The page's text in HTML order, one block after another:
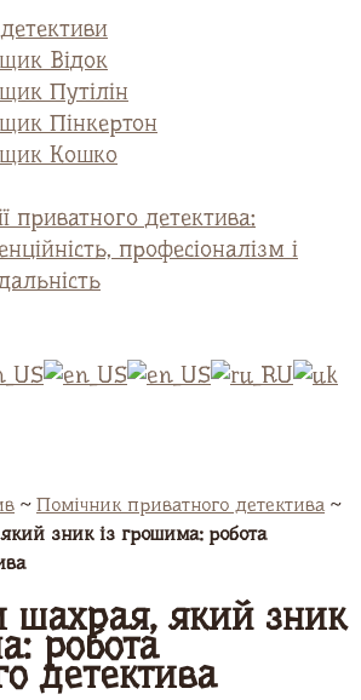
Відок
Путілін
Пінкертон
Кошко
приватного детектива:
професіоналізм і
~ Помічник приватного детектива ~
зник із грошима: робота
шахрая, який зник
робота
детектива